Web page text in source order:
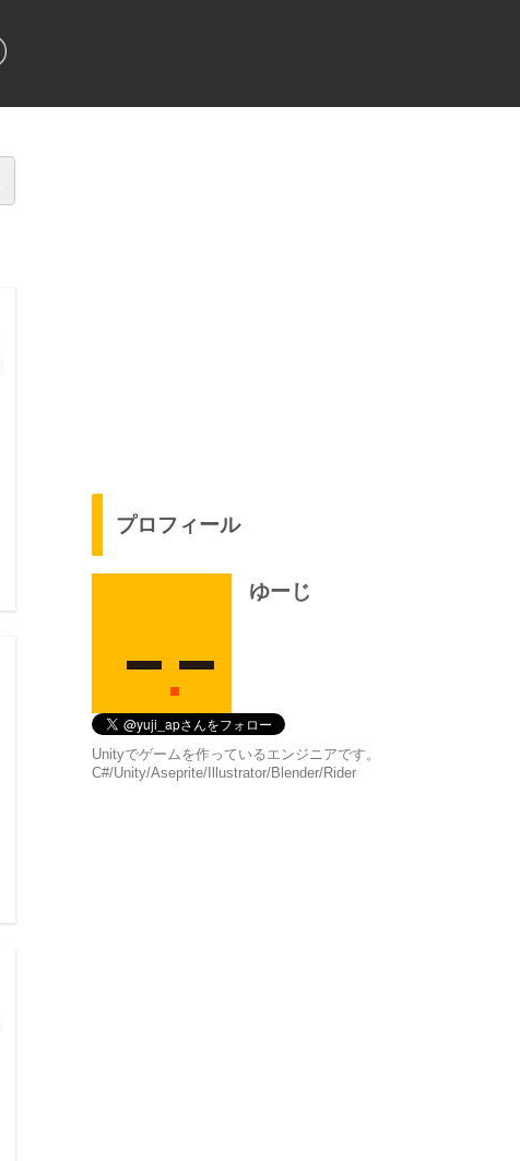
プロフィール
ゆーじ
Unityでゲームを作っているエンジニアです。
C#/Unity/Aseprite/Illustrator/Blender/Rider